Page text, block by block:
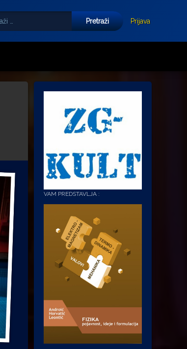
Prijava
VAM PREDSTAVLJA :